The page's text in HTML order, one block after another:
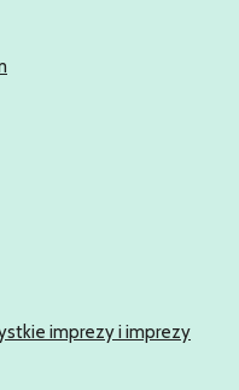
imprezy i imprezy